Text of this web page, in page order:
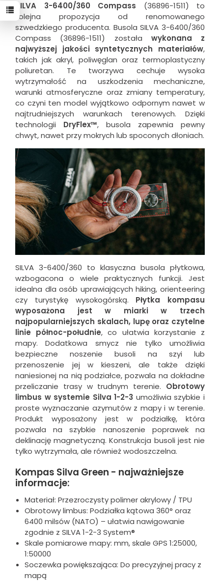
SILVA 3-6400/360 Compass (36896-1511) to
kolejna propozycja od renomowanego
szwedzkiego producenta. Busola SILVA 3-6400/360
Compass (36896-1511) została wykonana z
najwyższej jakości syntetycznych materiałów,
takich jak akryl, poliwęglan oraz termoplastyczny
poliuretan. Te tworzywa cechuje wysoka
wytrzymałość na uszkodzenia mechaniczne,
warunki atmosferyczne oraz zmiany temperatury,
co czyni ten model wyjątkowo odpornym nawet w
najtrudniejszych warunkach terenowych. Dzięki
technologii DryFlex™, busola zapewnia pewny
chwyt, nawet przy mokrych lub spoconych dłoniach.
SILVA 3-6400/360 to klasyczna busola płytkowa,
wzbogacona o wiele praktycznych funkcji. Jest
idealna dla osób uprawiających hiking, orienteering
czy turystykę wysokogórską. Płytka kompasu
wyposażona jest w miarki w trzech
najpopularniejszych skalach, lupę oraz czytelne
linie północ-południe, co ułatwia korzystanie z
mapy. Dodatkowa smycz nie tylko umożliwia
bezpieczne noszenie busoli na szyi lub
przenoszenie jej w kieszeni, ale także dzięki
naniesionej na nią podziałce, pozwala na dokładne
przeliczanie trasy w trudnym terenie. Obrotowy
limbus w systemie Silva 1-2-3 umożliwia szybkie i
proste wyznaczanie azymutów z mapy i w terenie.
Produkt wyposażony jest w podziałkę, która
pozwala na szybkie nanoszenie poprawek na
deklinację magnetyczną. Konstrukcja busoli jest nie
tylko wytrzymała, ale również wodoszczelna.
Kompas Silva Green - najważniejsze
informacje:
Materiał: Przezroczysty polimer akrylowy / TPU
Obrotowy limbus: Podziałka kątowa 360° oraz
6400 milsów (NATO) – ułatwia nawigowanie
zgodnie z SILVA 1-2-3 System®
Skale pomiarowe mapy: mm, skale GPS 1:25000,
1:50000
Soczewka powiększająca: Do precyzyjnej pracy z
mapą